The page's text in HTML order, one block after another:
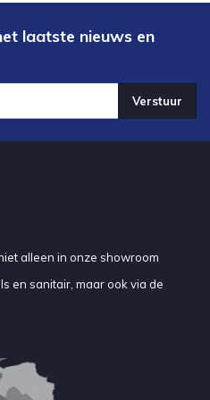
laatste nieuws en
Verstuur
alleen in onze showroom
en sanitair, maar ook via de